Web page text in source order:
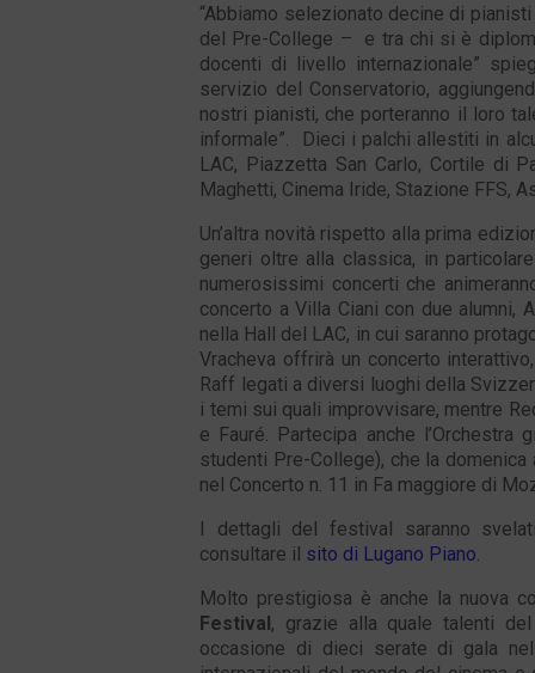
“Abbiamo selezionato decine di
del Pre-College – e tra chi si è
docenti di livello internazionale”
servizio del Conservatorio,
nostri pianisti, che porteranno il loro
informale”. Dieci i palchi allestiti in
LAC, Piazzetta San Carlo, Cortile di
Maghetti, Cinema Iride, Stazione FFS,
Un’altra novità rispetto alla prima
generi oltre alla classica, in
numerosissimi concerti che
concerto a Villa Ciani con due alumni,
nella Hall del LAC, in cui saranno
Vracheva offrirà un concerto
Raff legati a diversi luoghi della
i temi sui quali improvvisare, mentre
e Fauré. Partecipa anche
studenti Pre-College), che la
nel Concerto n. 11 in Fa maggiore di
I dettagli del festival saranno
consultare il sito di Lugano Piano.
Molto prestigiosa è anche la nuova
Festival, grazie alla quale talenti
occasione di dieci serate di gala